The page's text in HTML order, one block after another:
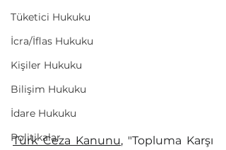
Tüketici Hukuku
İcra/İflas Hukuku
Kişiler Hukuku
Bilişim Hukuku
İdare Hukuku
Politikalar
Türk Ceza Kanunu, "Topluma Karşı